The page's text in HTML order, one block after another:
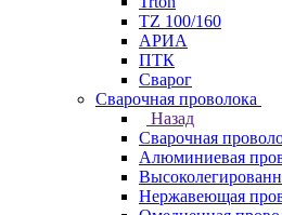
TZ 100/160
АРИА
ПТК
Сварог
Сварочная проволока
Назад
Сварочная
Алюминиевая
Нержавеющая